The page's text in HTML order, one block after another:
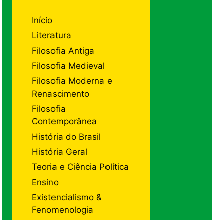
Início
Literatura
Filosofia Antiga
Filosofia Medieval
Filosofia Moderna e
Renascimento
Filosofia
Contemporânea
História do Brasil
História Geral
Teoria e Ciência Política
Ensino
Existencialismo &
Fenomenologia